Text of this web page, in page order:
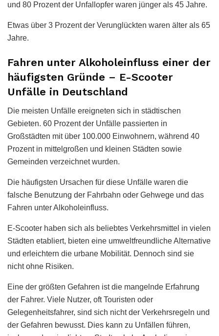
und 80 Prozent der Unfallopfer waren jünger als 45 Jahre.
Etwas über 3 Prozent der Verunglückten waren älter als 65
Jahre.
Fahren unter Alkoholeinfluss einer der
häufigsten Gründe – E-Scooter
Unfälle in Deutschland
Die meisten Unfälle ereigneten sich in städtischen
Gebieten. 60 Prozent der Unfälle passierten in
Großstädten mit über 100.000 Einwohnern, während 40
Prozent in mittelgroßen und kleinen Städten sowie
Gemeinden verzeichnet wurden.
Die häufigsten Ursachen für diese Unfälle waren die
falsche Benutzung der Fahrbahn oder Gehwege und das
Fahren unter Alkoholeinfluss.
E-Scooter haben sich als beliebtes Verkehrsmittel in vielen
Städten etabliert, bieten eine umweltfreundliche Alternative
und erleichtern die urbane Mobilität. Dennoch sind sie
nicht ohne Risiken.
Eine der größten Gefahren ist die mangelnde Erfahrung
der Fahrer. Viele Nutzer, oft Touristen oder
Gelegenheitsfahrer, sind sich nicht der Verkehrsregeln und
der Gefahren bewusst. Dies kann zu Unfällen führen,